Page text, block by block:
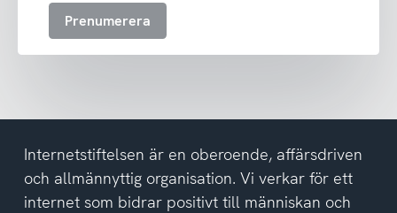
att
del
av
integritetspolicyn
Prenumerera
Internetstiftelsen är en oberoende, affärsdriven
och allmännyttig organisation. Vi verkar för ett
internet som bidrar positivt till människan och